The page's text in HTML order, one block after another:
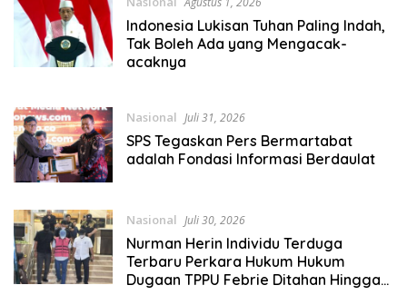
Indonesia Lukisan Tuhan Paling Indah,
Tak Boleh Ada yang Mengacak-
acaknya
Nasional Juli 31, 2026
SPS Tegaskan Pers Bermartabat
adalah Fondasi Informasi Berdaulat
Nasional Juli 30, 2026
Nurman Herin Individu Terduga
Terbaru Perkara Hukum Hukum
Dugaan TPPU Febrie Ditahan Hingga